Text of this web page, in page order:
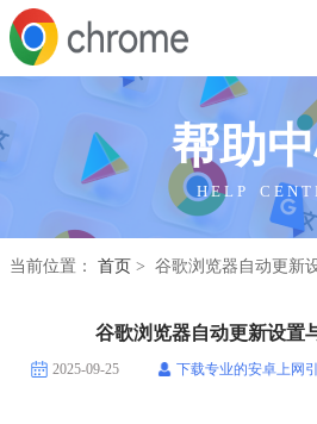
帮助
H E L P C E N T
当前位置： 首页 > 谷歌浏览器自动更新
谷歌浏览器自动更新设置
2025-09-25 下载专业的安卓上网